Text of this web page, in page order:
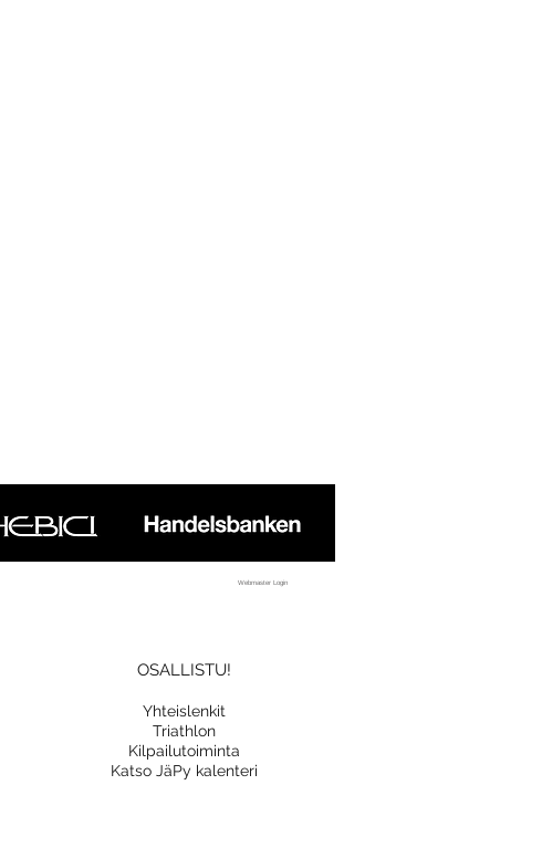
Webmaster Login
OSALLISTU!
Yhteislenkit
Triathlon
Kilpailutoiminta
Katso JäPy kalenteri